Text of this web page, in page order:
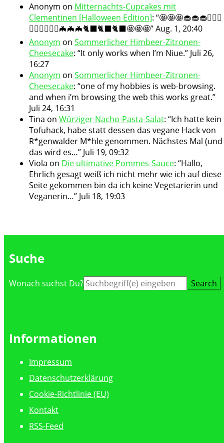
Anonym on Mitternachts-Cupcakes mit
Clementinen [Halloween Edition]: “🤩🤩🤩🧁🧁🧁🧛🏻‍♀️
🧛🏻‍♀️🧛🏻‍♀️🦇🦇🦇🐈‍⬛🐈‍⬛🐈‍⬛🤩🤩🤩”Aug. 1, 20:40
Anonym on Sommerlicher Himbeer-Zitronen-
Cheesecake: “It only works when I’m Niue.” Juli 26,
16:27
Anonym on Sommerlicher Himbeer-Zitronen-
Cheesecake: “one of my hobbies is web-browsing.
and when i’m browsing the web this works great.”
Juli 24, 16:31
Tina on Würziger Nacho-Pasta-Salat: “Ich hatte kein
Tofuhack, habe statt dessen das vegane Hack von
R*genwalder M*hle genommen. Nächstes Mal (und
das wird es…” Juli 19, 09:32
Viola on Die ultimative Pommes-Sauce: “Hallo,
Ehrlich gesagt weiß ich nicht mehr wie ich auf diese
Seite gekommen bin da ich keine Vegetarierin und
Veganerin…” Juli 18, 19:03
Suche
Suche
Wonach suchst Du?
Informationen
Impressum
Datenschutzerklärung
Cookie-Richtlinie (EU)
Kontakt
RSS-Feed